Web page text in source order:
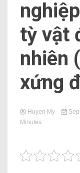
tỳ vật
nhiên
xứng
Huyen My
Minutes